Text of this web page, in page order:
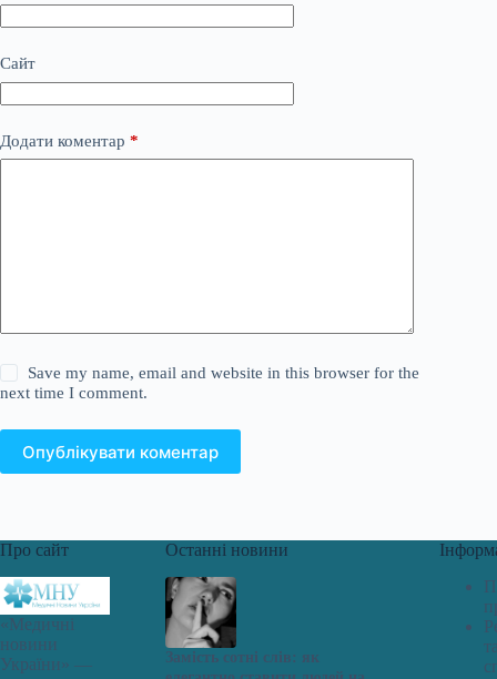
Сайт
Додати коментар *
Save my name, email and website in this browser for the
next time I comment.
Опублікувати коментар
Про сайт
«Медичні
новини
України» —
Останні новини
Замість сотні слів: як